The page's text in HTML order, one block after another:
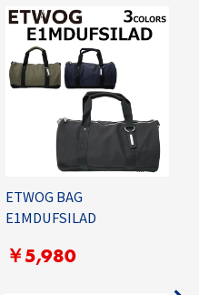
ETWOG BAG
E1MDUFSILAD
￥5,980